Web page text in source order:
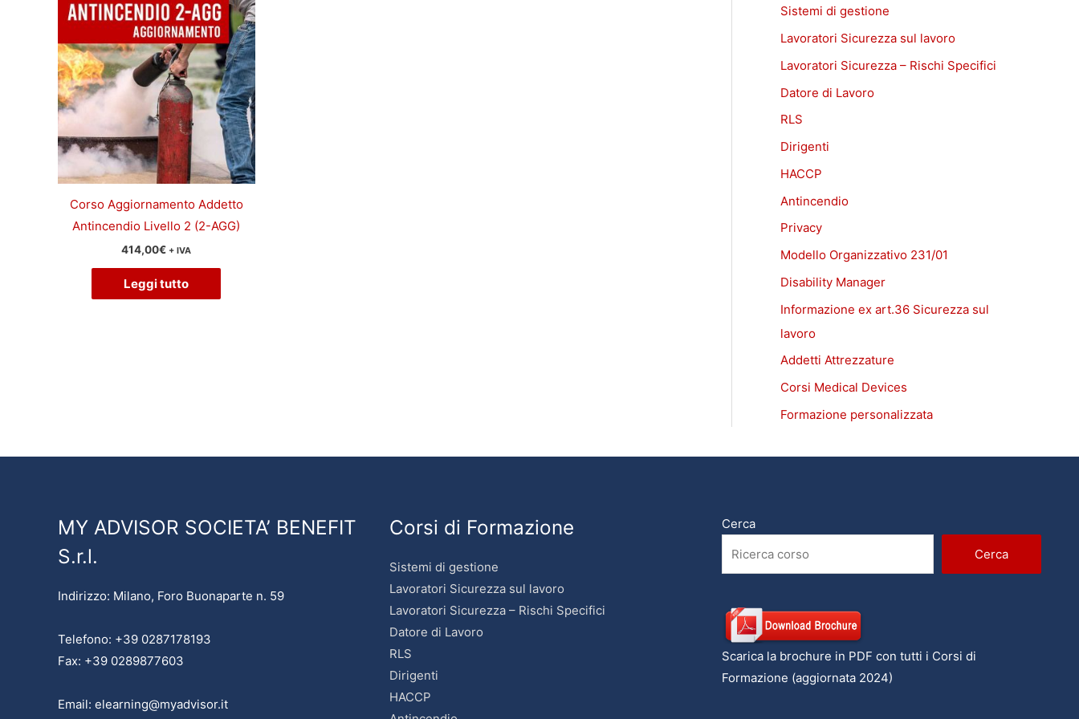
Corso Aggiornamento Addetto
Antincendio Livello 2 (2-AGG)
414,00€ + IVA
Leggi tutto
Sistemi di gestione
Lavoratori Sicurezza sul lavoro
Lavoratori Sicurezza – Rischi Specifici
Datore di Lavoro
RLS
Dirigenti
HACCP
Antincendio
Privacy
Modello Organizzativo 231/01
Disability Manager
Informazione ex art.36 Sicurezza sul
lavoro
Addetti Attrezzature
Corsi Medical Devices
Formazione personalizzata
MY ADVISOR SOCIETA’ BENEFIT
S.r.l.
Indirizzo: Milano, Foro Buonaparte n. 59
Telefono: +39 0287178193
Fax: +39 0289877603
Email: elearning@myadvisor.it
Corsi di Formazione
Sistemi di gestione
Lavoratori Sicurezza sul lavoro
Lavoratori Sicurezza – Rischi Specifici
Datore di Lavoro
RLS
Dirigenti
HACCP
Cerca
Cerca
Scarica la brochure in PDF con tutti i Corsi di
Formazione (aggiornata 2024)